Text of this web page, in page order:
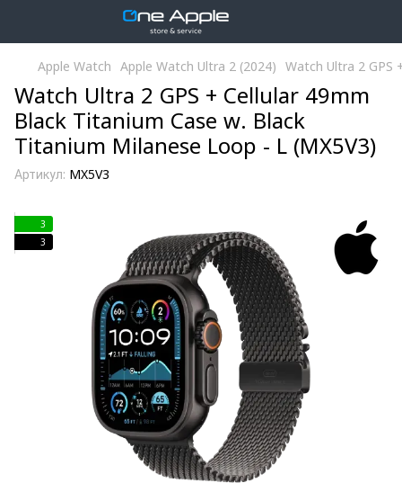
Apple Watch Apple Watch Ultra 2 (2024) Watch Ultra 2 GPS
Watch Ultra 2 GPS + Cellular 49mm
Black Titanium Case w. Black
Titanium Milanese Loop - L (MX5V3)
Артикул: MX5V3
3
3